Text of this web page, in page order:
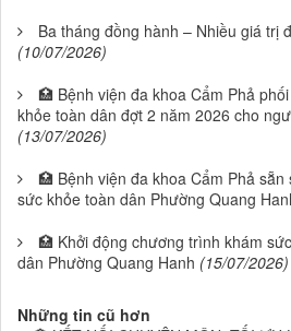
Ba tháng đồng hành – Nhiều giá trị
(10/07/2026)
🏥 Bệnh viện đa khoa Cẩm Phả
khỏe toàn dân đợt 2 năm 2026 cho
(13/07/2026)
🏥 Bệnh viện đa khoa Cẩm Phả
sức khỏe toàn dân Phường Quang
🏥 Khởi động chương trình khám
dân Phường Quang Hanh (15/07/2026)
Những tin cũ hơn